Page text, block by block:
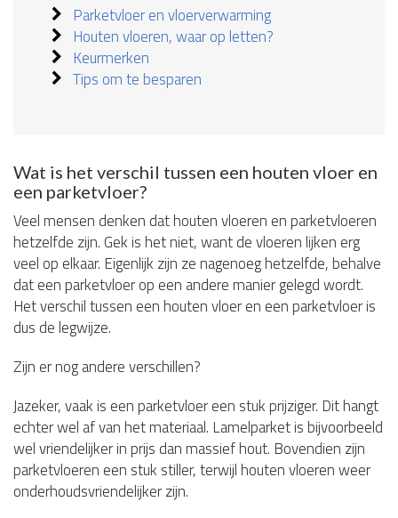
Parketvloer en vloerverwarming
Houten vloeren, waar op letten?
Keurmerken
Tips om te besparen
Wat is het verschil tussen een houten vloer en
een parketvloer?
Veel mensen denken dat houten vloeren en parketvloeren
hetzelfde zijn. Gek is het niet, want de vloeren lijken erg
veel op elkaar. Eigenlijk zijn ze nagenoeg hetzelfde, behalve
dat een parketvloer op een andere manier gelegd wordt.
Het verschil tussen een houten vloer en een parketvloer is
dus de legwijze.
Zijn er nog andere verschillen?
Jazeker, vaak is een parketvloer een stuk prijziger. Dit hangt
echter wel af van het materiaal. Lamelparket is bijvoorbeeld
wel vriendelijker in prijs dan massief hout. Bovendien zijn
parketvloeren een stuk stiller, terwijl houten vloeren weer
onderhoudsvriendelijker zijn.